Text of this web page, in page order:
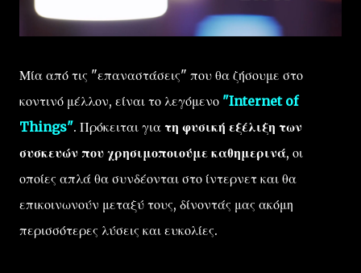
Μία από τις "επαναστάσεις" που θα ζήσουμε στο
κοντινό μέλλον, είναι το λεγόμενο "Internet of
Things". Πρόκειται για τη φυσική εξέλιξη των
συσκευών που χρησιμοποιούμε καθημερινά, οι
οποίες απλά θα συνδέονται στο ίντερνετ και θα
επικοινωνούν μεταξύ τους, δίνοντάς μας ακόμη
περισσότερες λύσεις και ευκολίες.